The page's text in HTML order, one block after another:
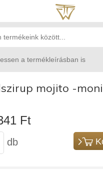
a termékleírásban is
mojito -
Ft
db